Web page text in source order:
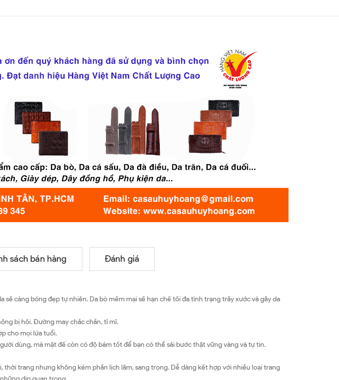
sách bán hàng Đánh giá
càng bóng đẹp tự nhiên. Da bò mềm mại sẽ hạn chế tối đa tình trạng trầy xước và gãy da
bị hôi. Đường may chắc chắn, tỉ mỉ.
cho mọi lứa tuổi.
dùng, mà mặt đế còn có độ bám tốt để bạn có thể sải bước thật vững vàng và tự tin.
trang nhưng không kém phần lịch lãm, sang trọng. Dễ dàng kết hợp với nhiều loại trang